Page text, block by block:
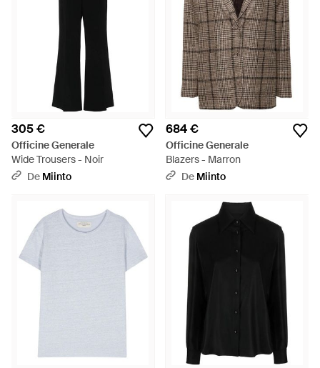
305 €
Officine Generale
Wide Trousers - Noir
De Miinto
684 €
Officine Generale
Blazers - Marron
De Miinto